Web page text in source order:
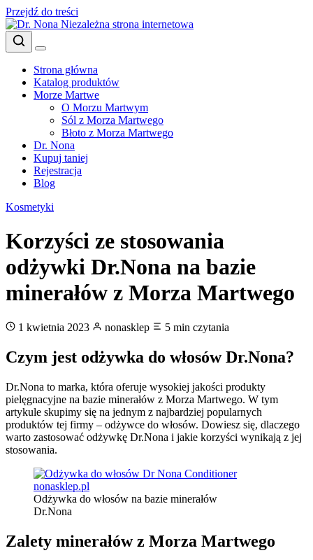
Przejdź do treści
Niezależna strona internetowa
Strona główna
Katalog produktów
Morze Martwe
O Morzu Martwym
Sól z Morza Martwego
Błoto z Morza Martwego
Dr. Nona
Kupuj taniej
Rejestracja
Blog
Kosmetyki
Korzyści ze stosowania
odżywki Dr.Nona na bazie
minerałów z Morza Martwego
1 kwietnia 2023 nonasklep 5 min czytania
Czym jest odżywka do włosów Dr.Nona?
Dr.Nona to marka, która oferuje wysokiej jakości produkty
pielęgnacyjne na bazie minerałów z Morza Martwego. W tym
artykule skupimy się na jednym z najbardziej popularnych
produktów tej firmy – odżywce do włosów. Dowiesz się, dlaczego
warto zastosować odżywkę Dr.Nona i jakie korzyści wynikają z jej
stosowania.
Odżywka do włosów na bazie minerałów
Dr.Nona
Zalety minerałów z Morza Martwego